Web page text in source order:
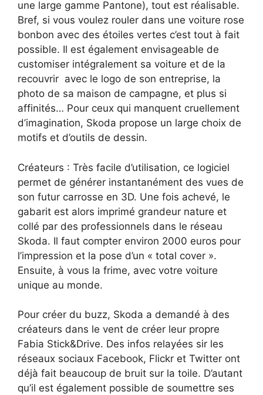
une large gamme Pantone), tout est réalisable.
Bref, si vous voulez rouler dans une voiture rose
bonbon avec des étoiles vertes c’est tout à fait
possible. Il est également envisageable de
customiser intégralement sa voiture et de la
recouvrir avec le logo de son entreprise, la
photo de sa maison de campagne, et plus si
affinités… Pour ceux qui manquent cruellement
d’imagination, Skoda propose un large choix de
motifs et d’outils de dessin.
Créateurs : Très facile d’utilisation, ce logiciel
permet de générer instantanément des vues de
son futur carrosse en 3D. Une fois achevé, le
gabarit est alors imprimé grandeur nature et
collé par des professionnels dans le réseau
Skoda. Il faut compter environ 2000 euros pour
l’impression et la pose d’un « total cover ».
Ensuite, à vous la frime, avec votre voiture
unique au monde.
Pour créer du buzz, Skoda a demandé à des
créateurs dans le vent de créer leur propre
Fabia Stick&Drive. Des infos relayées sir les
réseaux sociaux Facebook, Flickr et Twitter ont
déjà fait beaucoup de bruit sur la toile. D’autant
qu’il est également possible de soumettre ses